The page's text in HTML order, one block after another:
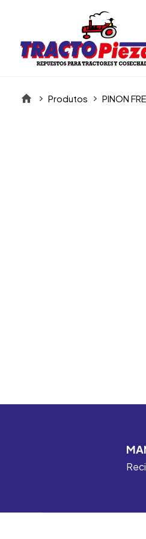
Produtos PINON